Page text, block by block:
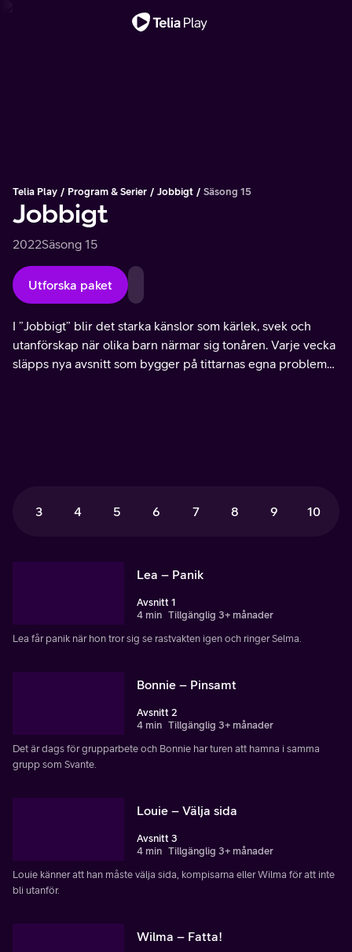
Telia Play Program & Serier Jobbigt Säsong 15
Jobbigt
2022Säsong 15
Utforska paket
I ”Jobbigt” blir det starka känslor som kärlek, svek och
utanförskap när olika barn närmar sig tonåren. Varje vecka
släpps nya avsnitt som bygger på tittarnas egna problem
3 4 5 6 7 8 9 10
Lea – Panik
Avsnitt 1
4 min Tillgänglig 3+ månader
Lea får panik när hon tror sig se rastvakten igen och ringer Selma.
Bonnie – Pinsamt
Avsnitt 2
4 min Tillgänglig 3+ månader
Det är dags för grupparbete och Bonnie har turen att hamna i samma
grupp som Svante.
Louie – Välja sida
Avsnitt 3
4 min Tillgänglig 3+ månader
Louie känner att han måste välja sida, kompisarna eller Wilma för att inte
bli utanför.
Wilma – Fatta!